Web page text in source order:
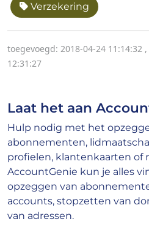
Verzekering
toegevoegd: 2018-04-24 11:14:32 ,
12:31:27
Laat het aan
Hulp nodig met het
abonnementen,
profielen, klantenkaarten of
AccountGenie kun je alles
opzeggen van
accounts, stopzetten van
van adressen.